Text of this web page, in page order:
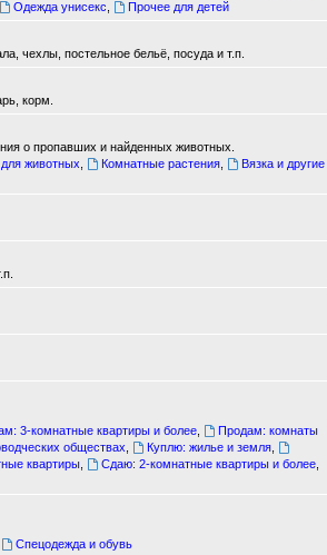
Одежда унисекс Прочее для детей
чехлы, постельное бельё, посуда и т.п.
корм.
о пропавших и найденных животных.
животных Комнатные растения,
Вязка и другие
3-комнатные квартиры и более
Продам: комнаты
обществах Куплю: жилье и земля
квартиры Сдаю: 2-комнатные квартиры и более
Спецодежда и обувь